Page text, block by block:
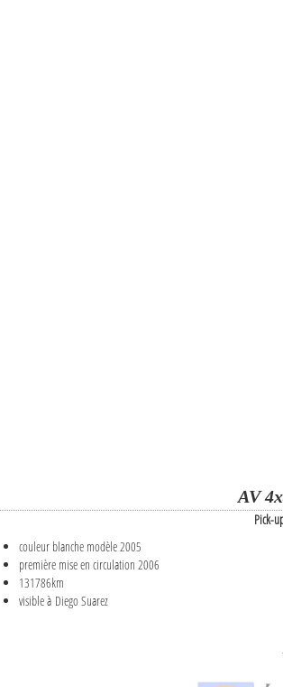
AV
Pick-
couleur blanche modèle 2005
première mise en circulation 2006
131786km
visible à Diego Suarez